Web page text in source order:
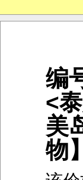
编
<
美
物】